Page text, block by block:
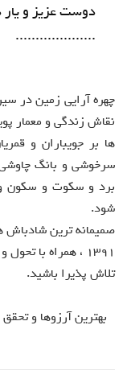
دوست عزیز و یار
....................
چهره آرایی زمین در
نقاش زندگی و معمار
ها بر جویباران و
سرخوشی و بانگ
برد و سکوت و سکون
شود.
صمیمانه ترین شادباش
1391 ، همراه با
تلاش پذیرا باشید.
بهترین آرزوها و تحقق